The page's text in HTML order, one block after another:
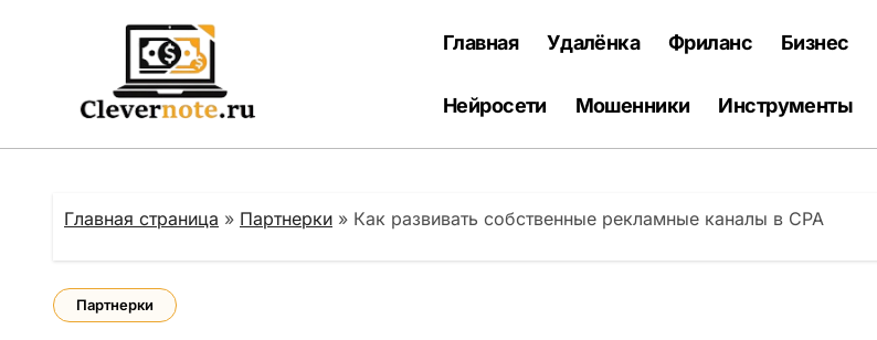
Главная Удалёнка Фриланс Бизнес
Нейросети Мошенники Инструменты
Главная страница » Партнерки » Как развивать собственные рекламные каналы в CPA
Партнерки